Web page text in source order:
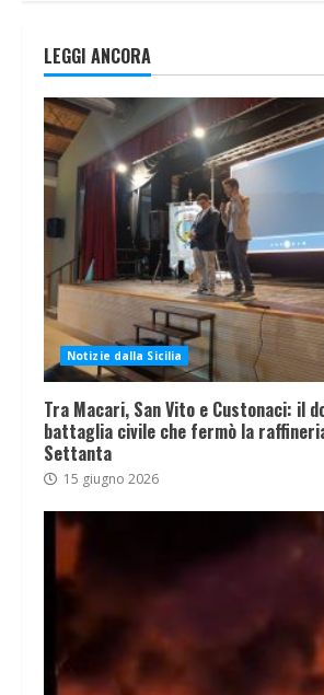
LEGGI ANCORA
Notizie dalla Sicilia
Tra Macari, San Vito e Custonaci: il
battaglia civile che fermò la
Settanta
15 giugno 2026